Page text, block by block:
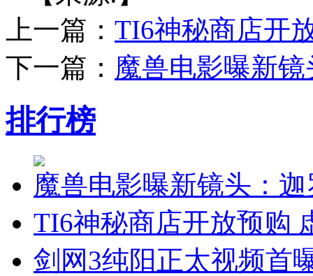
上一篇： TI6神秘商店开
下一篇： 魔兽电影曝新
排行榜
魔兽电影曝新镜头：
TI6神秘商店开放预购
剑网3纯阳正太视频首